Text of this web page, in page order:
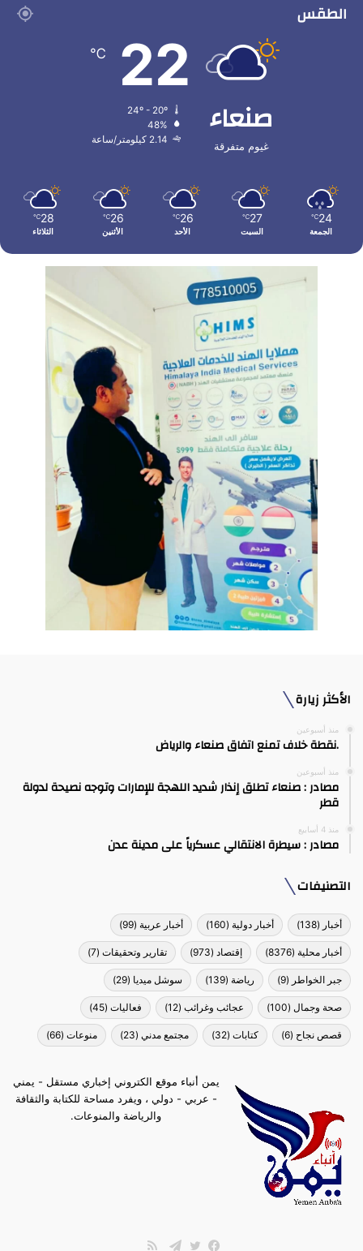
الطقس
صنعاء
غيوم متفرقة
22
℃
48%
2.14 كيلومتر/ساعة
24
℃
الجمعة
27
℃
السبت
26
℃
الأحد
26
℃
الأثنين
28
℃
الثلاثاء
الأكثر زيارة
منذ أسبوعين
.نقطة خلاف تمنع اتفاق صنعاء والرياض
منذ أسبوعين
مصادر : صنعاء تطلق إنذار شديد اللهجة للإمارات وتوجه نصيحة لدولة
قطر
منذ 4 أسابيع
مصادر : سيطرة الانتقالي عسكرياً على مدينة عدن
التصنيفات
أخبار (138) أخبار دولية (160) أخبار عربية (99)
أخبار محلية (8376) إقتصاد (973) تقارير وتحقيقات (7)
جبر الخواطر (9) رياضة (139) سوشل ميديا (29)
صحة وجمال (100) عجائب وغرائب (12) فعاليات (45)
قصص نجاح (6) كتابات (32) مجتمع مدني (23) منوعات (66)
يمن أنباء موقع الكتروني إخباري مستقل - يمني
- عربي - دولي ، ويفرد مساحة للكتابة والثقافة
والرياضة والمنوعات.